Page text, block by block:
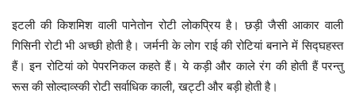
इटली की किशमिश वाली पानेतोन रोटी लोकप्रिय है। छड़ी जैसी आकार वाली
गिसिनी रोटी भी अच्छी होती है। जर्मनी के लोग राई की रोटियां बनाने में सिद्घहस्त
हैं। इन रोटियां को पेपरनिकल कहते हैं। ये कड़ी और काले रंग की होती हैं परन्तु
रूस की सोल्दाव्स्की रोटी सर्वाधिक काली, खट्टी और बड़ी होती है।